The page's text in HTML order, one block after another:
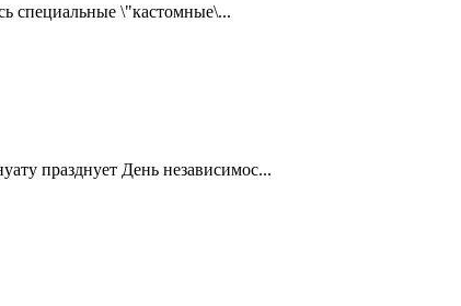
специальные \"кастомные\...
празднует День независимос...